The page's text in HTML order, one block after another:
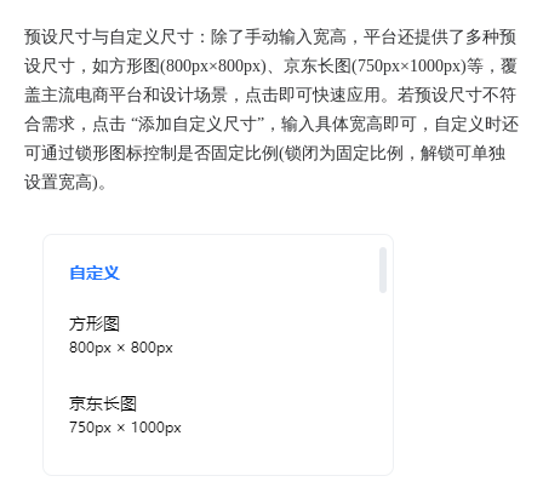
预设尺寸与自定义尺寸：除了手动输入宽高，平台还提供了多种预
设尺寸，如方形图(800px×800px)、京东长图(750px×1000px)等，覆
盖主流电商平台和设计场景，点击即可快速应用。若预设尺寸不符
合需求，点击 “添加自定义尺寸”，输入具体宽高即可，自定义时还
可通过锁形图标控制是否固定比例(锁闭为固定比例，解锁可单独
设置宽高)。